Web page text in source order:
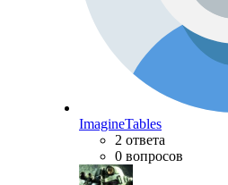
ImagineTables
2 ответа
0 вопросов